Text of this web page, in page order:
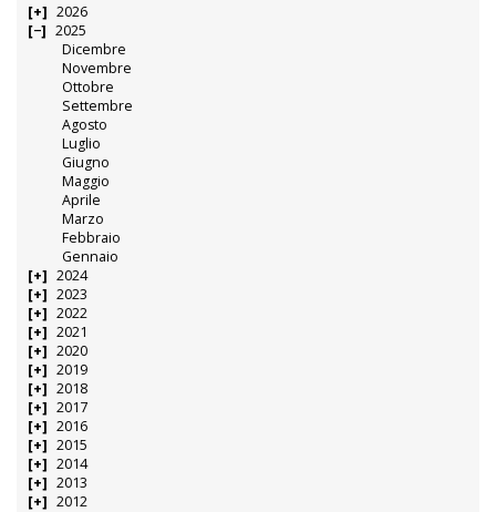
2026
2025
Dicembre
Novembre
Ottobre
Settembre
Agosto
Luglio
Giugno
Maggio
Aprile
Marzo
Febbraio
Gennaio
2024
2023
2022
2021
2020
2019
2018
2017
2016
2015
2014
2013
2012